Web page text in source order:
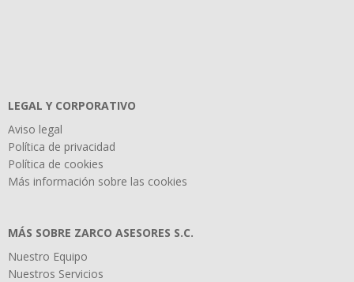
LEGAL Y CORPORATIVO
Aviso legal
Política de privacidad
Política de cookies
Más información sobre las cookies
MÁS SOBRE ZARCO ASESORES S.C.
Nuestro Equipo
Nuestros Servicios